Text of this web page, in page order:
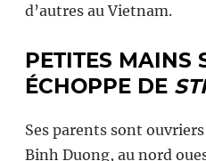
d’autres au Vietnam.
PETITES MAINS
ÉCHOPPE DE
Ses parents sont
Binh Duong, au nord